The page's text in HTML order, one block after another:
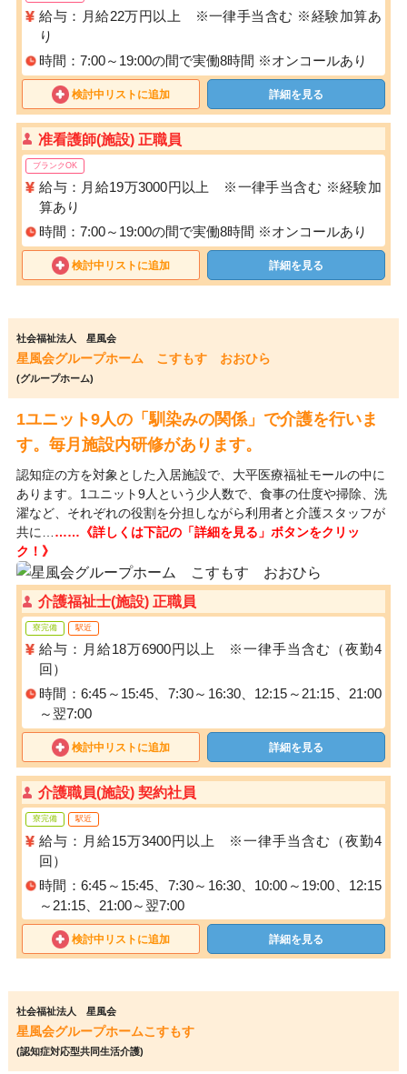
給与：月給22万円以上 ※一律手当含む ※経験加算あ
り
時間：7:00～19:00の間で実働8時間 ※オンコールあり
検討中リストに追加 詳細を見る
准看護師(施設) 正職員
ブランクOK
給与：月給19万3000円以上 ※一律手当含む ※経験加
算あり
時間：7:00～19:00の間で実働8時間 ※オンコールあり
検討中リストに追加 詳細を見る
社会福祉法人 星風会
星風会グループホーム こすもす おおひら
(グループホーム)
1ユニット9人の「馴染みの関係」で介護を行いま
す。毎月施設内研修があります。
認知症の方を対象とした入居施設で、大平医療福祉モールの中に
あります。1ユニット9人という少人数で、食事の仕度や掃除、洗
濯など、それぞれの役割を分担しながら利用者と介護スタッフが
共に… ……《詳しくは下記の「詳細を見る」ボタンをクリッ
ク！》
介護福祉士(施設) 正職員
寮完備 駅近
給与：月給18万6900円以上 ※一律手当含む（夜勤4
回）
時間：6:45～15:45、7:30～16:30、12:15～21:15、21:00
～翌7:00
検討中リストに追加 詳細を見る
介護職員(施設) 契約社員
寮完備 駅近
給与：月給15万3400円以上 ※一律手当含む（夜勤4
回）
時間：6:45～15:45、7:30～16:30、10:00～19:00、12:15
～21:15、21:00～翌7:00
検討中リストに追加 詳細を見る
社会福祉法人 星風会
星風会グループホームこすもす
(認知症対応型共同生活介護)